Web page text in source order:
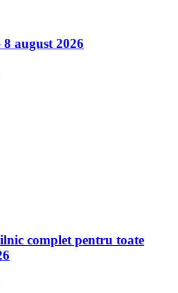
august 2026
complet pentru toate